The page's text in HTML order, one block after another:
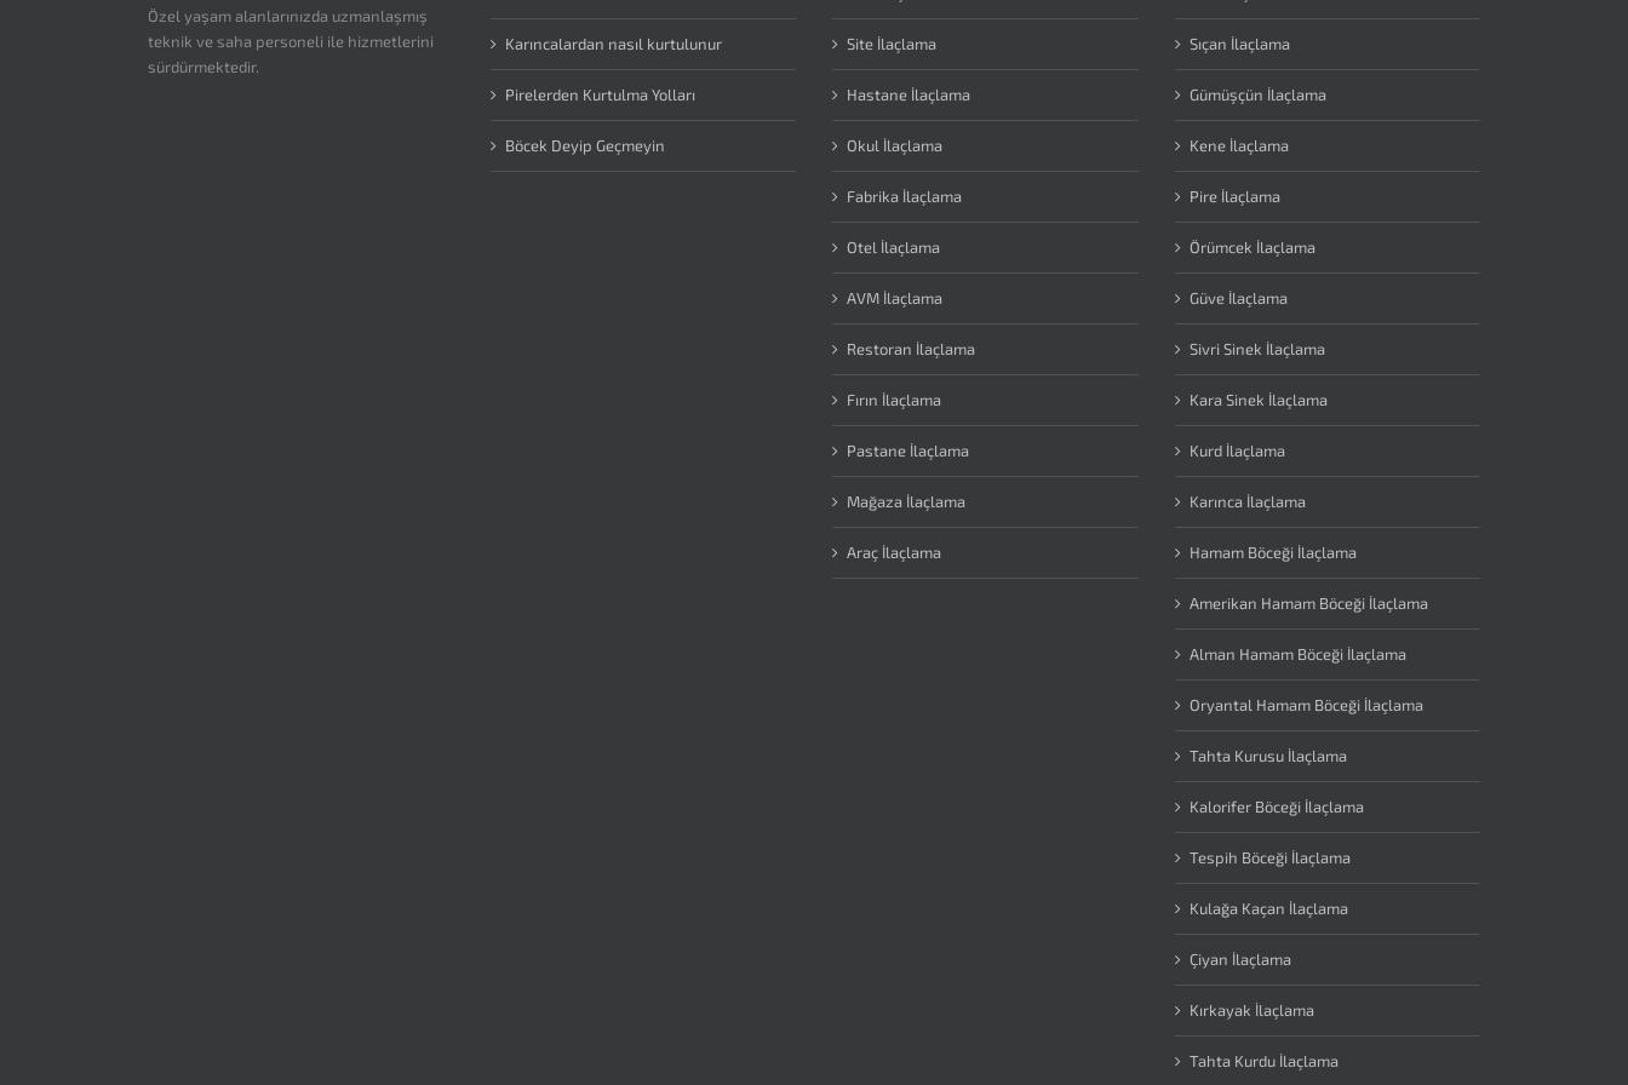
Özel yaşam alanlarınızda uzmanlaşmış
teknik ve saha personeli ile hizmetlerini
sürdürmektedir.
Karıncalardan nasıl kurtulunur
Pirelerden Kurtulma Yolları
Böcek Deyip Geçmeyin
Site İlaçlama
Hastane İlaçlama
Okul İlaçlama
Fabrika İlaçlama
Otel İlaçlama
AVM İlaçlama
Restoran İlaçlama
Fırın İlaçlama
Pastane İlaçlama
Mağaza İlaçlama
Araç İlaçlama
Sıçan İlaçlama
Gümüşçün İlaçlama
Kene İlaçlama
Pire İlaçlama
Örümcek İlaçlama
Güve İlaçlama
Sivri Sinek İlaçlama
Kara Sinek İlaçlama
Kurd İlaçlama
Karınca İlaçlama
Hamam Böceği İlaçlama
Amerikan Hamam Böceği İlaçlama
Alman Hamam Böceği İlaçlama
Oryantal Hamam Böceği İlaçlama
Tahta Kurusu İlaçlama
Kalorifer Böceği İlaçlama
Tespih Böceği İlaçlama
Kulağa Kaçan İlaçlama
Çiyan İlaçlama
Kırkayak İlaçlama
Tahta Kurdu İlaçlama